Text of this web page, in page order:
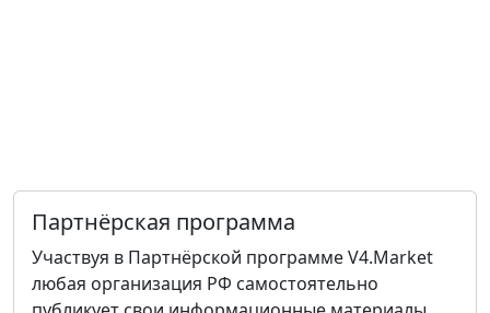
Партнёрская программа
Участвуя в Партнёрской программе V4.Market
любая организация РФ самостоятельно